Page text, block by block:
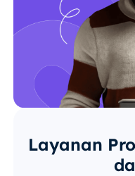
Layanan